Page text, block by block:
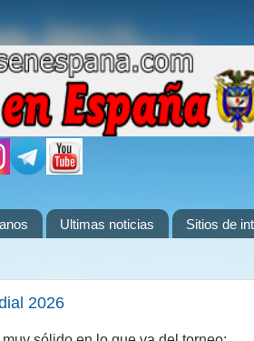
Ultimas noticias Sitios de
2026